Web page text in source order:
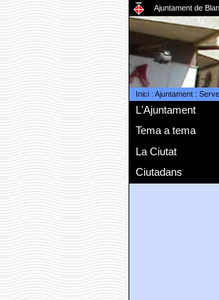
Ajuntament de
Inici: Ajuntament:
L'Ajuntament
Tema a tema
La Ciutat
Ciutadans